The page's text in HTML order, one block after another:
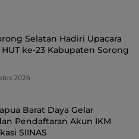
Selatan Hadiri Upacara
ke-23 Kabupaten Sorong
2026
Barat Daya Gelar
Pendaftaran Akun IKM
SIINAS